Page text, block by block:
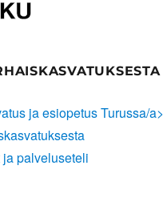
ja esiopetus Turussa/a>
ja palveluseteli